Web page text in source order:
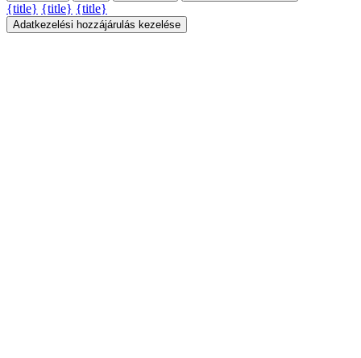
{title} {title} {title}
Adatkezelési hozzájárulás kezelése